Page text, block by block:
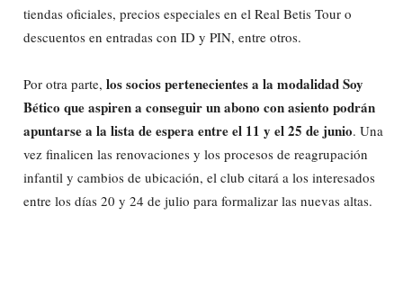
tiendas oficiales, precios especiales en el Real Betis Tour o
descuentos en entradas con ID y PIN, entre otros.
Por otra parte, los socios pertenecientes a la modalidad Soy
Bético que aspiren a conseguir un abono con asiento podrán
apuntarse a la lista de espera entre el 11 y el 25 de junio. Una
vez finalicen las renovaciones y los procesos de reagrupación
infantil y cambios de ubicación, el club citará a los interesados
entre los días 20 y 24 de julio para formalizar las nuevas altas.